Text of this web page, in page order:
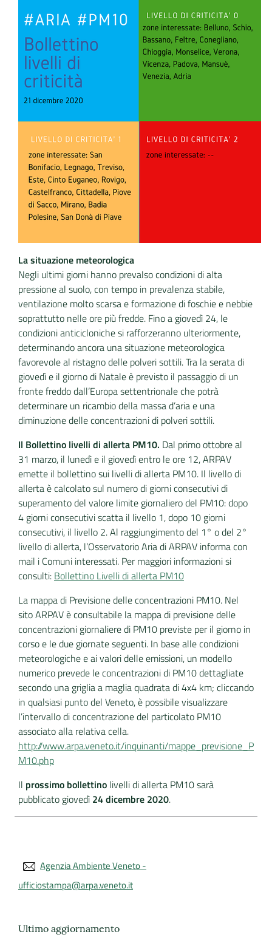
La situazione meteorologica
Negli ultimi giorni hanno prevalso condizioni di alta
pressione al suolo, con tempo in prevalenza stabile,
ventilazione molto scarsa e formazione di foschie e nebbie
soprattutto nelle ore più fredde. Fino a giovedì 24, le
condizioni anticicloniche si rafforzeranno ulteriormente,
determinando ancora una situazione meteorologica
favorevole al ristagno delle polveri sottili. Tra la serata di
giovedì e il giorno di Natale è previsto il passaggio di un
fronte freddo dall’Europa settentrionale che potrà
determinare un ricambio della massa d’aria e una
diminuzione delle concentrazioni di polveri sottili.
Il Bollettino livelli di allerta PM10. Dal primo ottobre al
31 marzo, il lunedì e il giovedì entro le ore 12, ARPAV
emette il bollettino sui livelli di allerta PM10. Il livello di
allerta è calcolato sul numero di giorni consecutivi di
superamento del valore limite giornaliero del PM10: dopo
4 giorni consecutivi scatta il livello 1, dopo 10 giorni
consecutivi, il livello 2. Al raggiungimento del 1° o del 2°
livello di allerta, l’Osservatorio Aria di ARPAV informa con
mail i Comuni interessati. Per maggiori informazioni si
consulti: Bollettino Livelli di allerta PM10
La mappa di Previsione delle concentrazioni PM10. Nel
sito ARPAV è consultabile la mappa di previsione delle
concentrazioni giornaliere di PM10 previste per il giorno in
corso e le due giornate seguenti. In base alle condizioni
meteorologiche e ai valori delle emissioni, un modello
numerico prevede le concentrazioni di PM10 dettagliate
secondo una griglia a maglia quadrata di 4x4 km; cliccando
in qualsiasi punto del Veneto, è possibile visualizzare
l’intervallo di concentrazione del particolato PM10
associato alla relativa cella.
http://www.arpa.veneto.it/inquinanti/mappe_previsione_P
M10.php
Il prossimo bollettino livelli di allerta PM10 sarà
pubblicato giovedì 24 dicembre 2020.
Agenzia Ambiente Veneto -
ufficiostampa@arpa.veneto.it
Ultimo aggiornamento